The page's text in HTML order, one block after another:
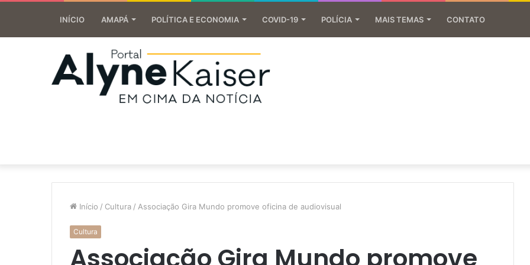
INÍCIO AMAPÁ POLÍTICA E ECONOMIA COVID-19 POLÍCIA MAIS TEMAS CONTATO
Início / Cultura / Associação Gira Mundo promove oficina de audiovisual
Cultura
Associação Gira Mundo promove